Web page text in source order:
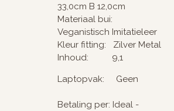
33,0cm B 12,0cm
Materiaal bui:
Veganistisch Imitatieleer
Kleur fitting: Zilver Metal
Inhoud: 9,1
Laptopvak: Geen
Betaling per: Ideal -